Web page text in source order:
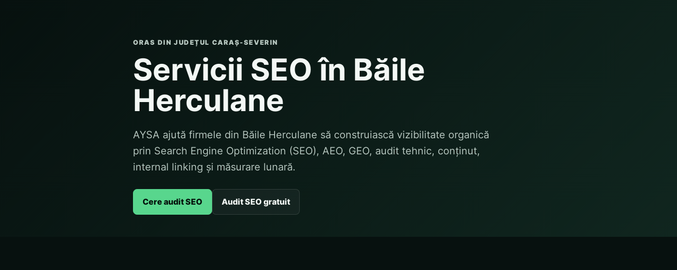
ORAS DIN JUDEȚUL CARAȘ-SEVERIN
Servicii SEO în Băile
Herculane
AYSA ajută firmele din Băile Herculane să construiască vizibilitate organică
prin Search Engine Optimization (SEO), AEO, GEO, audit tehnic, conținut,
internal linking și măsurare lunară.
Cere audit SEO Audit SEO gratuit